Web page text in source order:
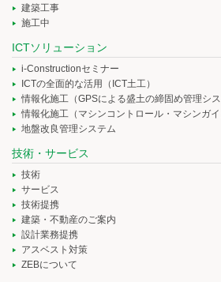
建築工事
施工中
ICTソリューション
i-Constructionセミナー
ICTの全面的な活用（ICT土工）
情報化施工（GPSによる盛土の締固め管理シス
情報化施工（マシンコントロール・マシンガイ
地盤改良管理システム
技術・サービス
技術
サービス
技術提携
建築・不動産のご案内
設計業務提携
アスベスト対策
ZEBについて